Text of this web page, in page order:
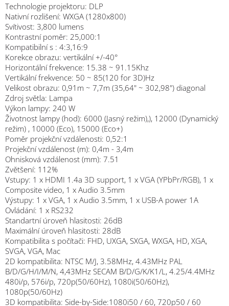
Technologie projektoru: DLP
Nativní rozlišení: WXGA (1280x800)
Svítivost: 3,800 lumens
Kontrastní poměr: 25,000:1
Kompatibilní s : 4:3,16:9
Korekce obrazu: vertikální +/-40°
Horizontální frekvence: 15.38 ~ 91.15Khz
Vertikální frekvence: 50 ~ 85(120 for 3D)Hz
Velikost obrazu: 0,91m ~ 7,7m (35,64" ~ 302,98") diagonal
Zdroj světla: Lampa
Výkon lampy: 240 W
Životnost lampy (hod): 6000 (Jasný režim),), 12000 (Dynamický
režim) , 10000 (Eco), 15000 (Eco+)
Poměr projekční vzdálenosti: 0,52:1
Projekční vzdálenost (m): 0,4m - 3,4m
Ohnisková vzdálenost (mm): 7.51
Zvětšení: 112%
Vstupy: 1 x HDMI 1.4a 3D support, 1 x VGA (YPbPr/RGB), 1 x
Composite video, 1 x Audio 3.5mm
Výstupy: 1 x VGA, 1 x Audio 3.5mm, 1 x USB-A power 1A
Ovládání: 1 x RS232
Standartní úroveň hlasitosti: 26dB
Maximální úroveň hlasitosti: 28dB
Kompatibilita s počítači: FHD, UXGA, SXGA, WXGA, HD, XGA,
SVGA, VGA, Mac
2D kompatibilita: NTSC M/J, 3.58MHz, 4.43MHz PAL
B/D/G/H/I/M/N, 4,43MHz SECAM B/D/G/K/K1/L, 4.25/4.4MHz
480i/p, 576i/p, 720p(50/60Hz), 1080i(50/60Hz),
1080p(50/60Hz)
3D kompatibilita: Side-by-Side:1080i50 / 60, 720p50 / 60